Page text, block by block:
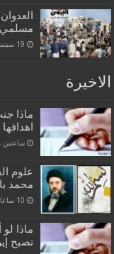
مسلمي
19 سبتمبر,2015
الاخيرة
ماذا
اهدافها
علوم
محمد
ماذا
تصبح